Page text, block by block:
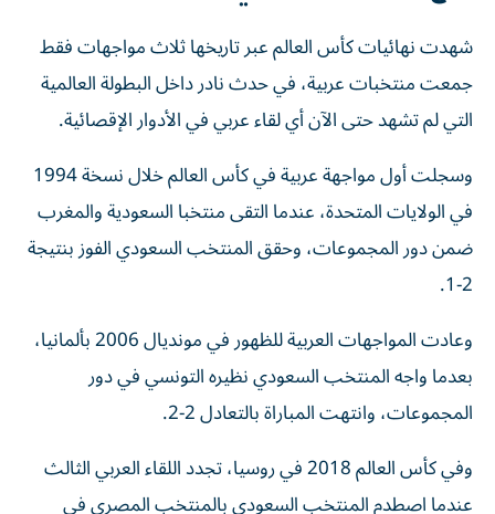
شهدت نهائيات كأس العالم عبر تاريخها ثلاث مواجهات فقط
جمعت منتخبات عربية، في حدث نادر داخل البطولة العالمية
التي لم تشهد حتى الآن أي لقاء عربي في الأدوار الإقصائية.
وسجلت أول مواجهة عربية في كأس العالم خلال نسخة 1994
في الولايات المتحدة، عندما التقى منتخبا السعودية والمغرب
ضمن دور المجموعات، وحقق المنتخب السعودي الفوز بنتيجة
2-1.
وعادت المواجهات العربية للظهور في مونديال 2006 بألمانيا،
بعدما واجه المنتخب السعودي نظيره التونسي في دور
المجموعات، وانتهت المباراة بالتعادل 2-2.
وفي كأس العالم 2018 في روسيا، تجدد اللقاء العربي الثالث
عندما اصطدم المنتخب السعودي بالمنتخب المصري في